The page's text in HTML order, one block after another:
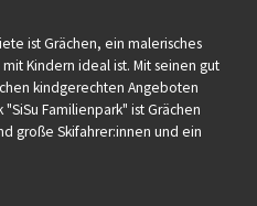
ist Grächen, ein malerisches
Kindern ideal ist. Mit seinen gut
kindgerechten Angeboten
Familienpark" ist Grächen
große Skifahrer:innen und ein